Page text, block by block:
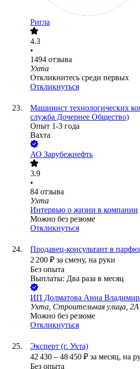
Ригла
4.3
•
1494 отзыва
Ухта
Откликнитесь среди первых
Откликнуться
Машинист технологических
служба Дочернее Общество)
Опыт 1-3 года
Вахта
АО Зарубежнефть
3.9
•
84 отзыва
Ухта
Интервью о жизни в компании
Можно без резюме
Откликнуться
Продавец-консультант в
2 200 ₽ за смену, на руки
Без опыта
Выплаты: Два раза в месяц
ИП Долматова Анна
Ухта, Строительная улица, 2А
Можно без резюме
Откликнуться
Эксперт (г. Ухта)
42 430 – 48 450 ₽ за месяц, на
Без опыта